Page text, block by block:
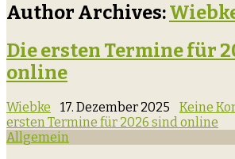
Author Archives:
Die ersten Termine für
online
Wiebke 17. Dezember 2025 Keine
ersten Termine für 2026 sind online
Allgemein